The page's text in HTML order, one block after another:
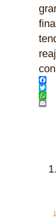
Twitter
1